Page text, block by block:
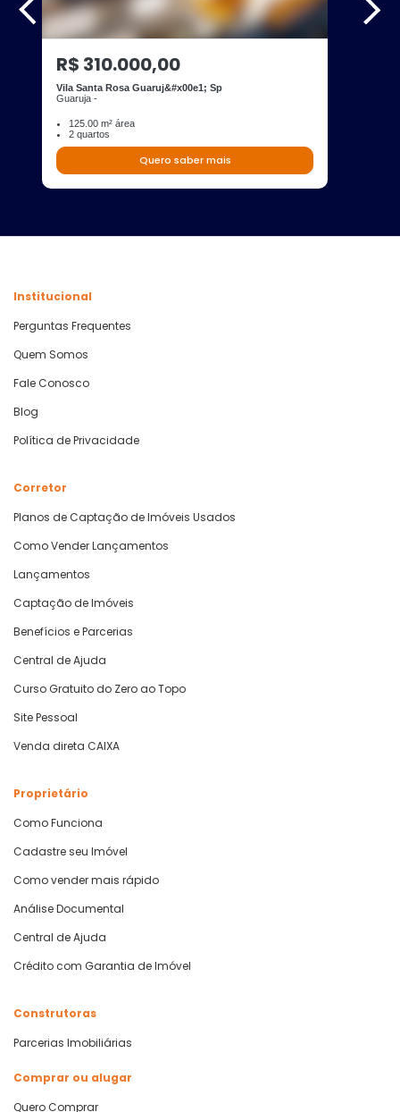
R$ 310.000,00
Vila Santa Rosa Guaruj&#x00e1; Sp
Guaruja -
125.00 m² área
2 quartos
Quero saber mais
Institucional
Perguntas Frequentes
Quem Somos
Fale Conosco
Blog
Política de Privacidade
Corretor
Planos de Captação de Imóveis Usados
Como Vender Lançamentos
Lançamentos
Captação de Imóveis
Benefícios e Parcerias
Central de Ajuda
Curso Gratuito do Zero ao Topo
Site Pessoal
Venda direta CAIXA
Proprietário
Como Funciona
Cadastre seu Imóvel
Como vender mais rápido
Análise Documental
Central de Ajuda
Crédito com Garantia de Imóvel
Construtoras
Parcerias Imobiliárias
Comprar ou alugar
Quero Comprar